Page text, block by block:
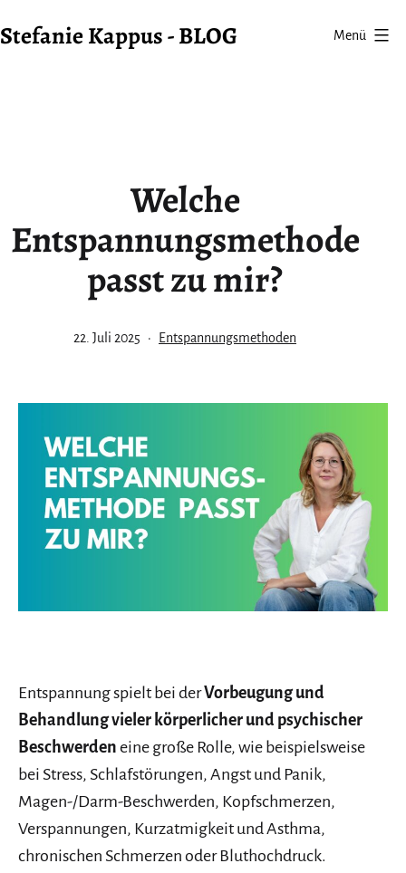
Inhalt
Stefanie Kappus - BLOG Menü
Welche
Entspannungsmethode
passt zu mir?
Veröffentlicht
22. Juli 2025
Kategorisiert
Entspannungsmethoden
Entspannung spielt bei derVorbeugung und
Behandlung vieler körperlicher und psychischer
Beschwerden eine große Rolle, wie beispielsweise
bei Stress, Schlafstörungen, Angst und Panik,
Magen-/Darm-Beschwerden, Kopfschmerzen,
Verspannungen, Kurzatmigkeit und Asthma,
chronischen Schmerzen oder Bluthochdruck.